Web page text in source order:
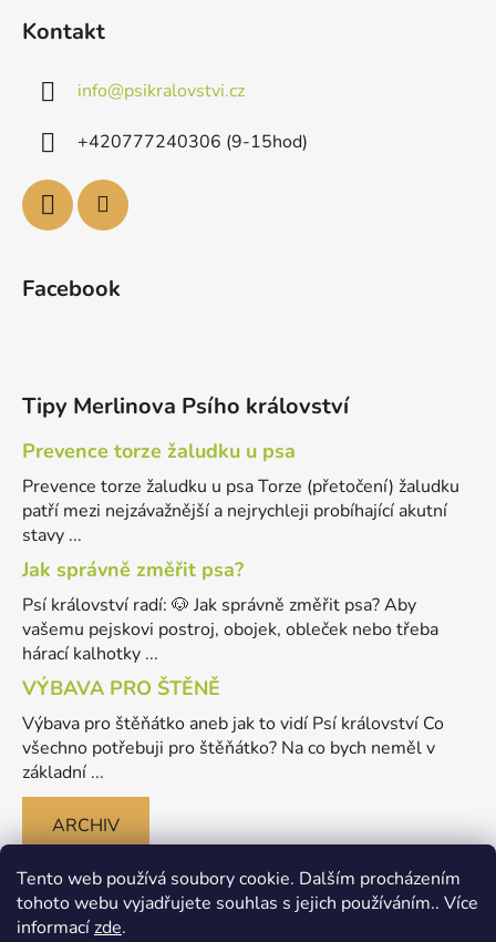
Tento web používá soubory cookie. Dalším procházením
tohoto webu vyjadřujete souhlas s jejich používáním.. Více
informacízde.
Kontakt
info@psikralovstvi.cz
+420777240306 (9-15hod)
Facebook
Tipy Merlinova Psího království
Prevence torze žaludku u psa
Prevence torze žaludku u psa Torze (přetočení) žaludku
patří mezi nejzávažnější a nejrychleji probíhající akutní
stavy ...
Jak správně změřit psa?
Psí království radí: 🐶 Jak správně změřit psa? Aby
vašemu pejskovi postroj, obojek, obleček nebo třeba
hárací kalhotky ...
VÝBAVA PRO ŠTĚNĚ
Výbava pro štěňátko aneb jak to vidí Psí království Co
všechno potřebuji pro štěňátko? Na co bych neměl v
základní ...
ARCHIV